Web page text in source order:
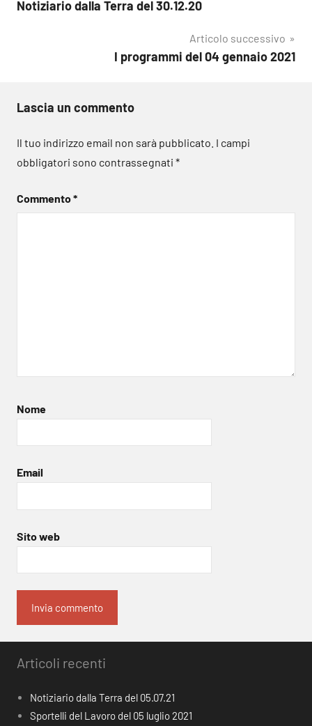
articoli
Notiziario dalla Terra del 30.12.20
Articolo successivo
I programmi del 04 gennaio 2021
Lascia un commento
Il tuo indirizzo email non sarà pubblicato. I campi
obbligatori sono contrassegnati *
Commento*
Nome
Email
Sito web
Articoli recenti
Notiziario dalla Terra del 05.07.21
Sportelli del Lavoro del 05 luglio 2021